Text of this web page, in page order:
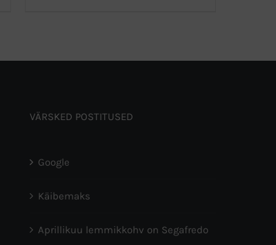
VÄRSKED POSTITUSED
Google
Käibemaks
Aprillikuu lemmikkohv on Segafredo